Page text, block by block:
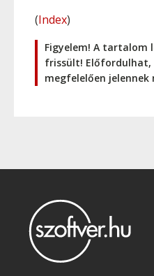
(Index)
Figyelem! A tartalom
frissült! Előfordulhat,
megfelelően jelennek